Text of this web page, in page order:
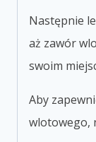
Następnie
aż zawór
swoim
Aby
wlotowego,